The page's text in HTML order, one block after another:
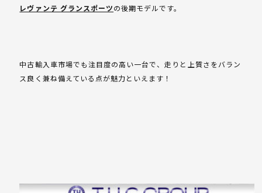
レヴァンテ グランスポーツの後期モデルです。
中古輸入車市場でも注目度の高い一台で、走りと上質さをバラン
ス良く兼ね備えている点が魅力といえます！